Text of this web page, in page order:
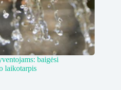
baigėsi
laikotarpis